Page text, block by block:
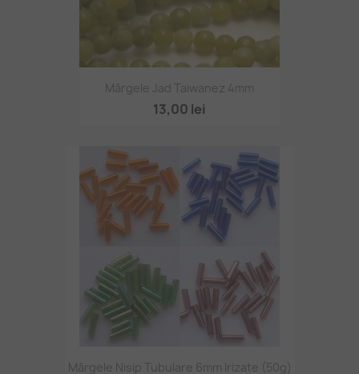
Mărgele Jad Taiwanez 4mm
13,00 lei
Mărgele Nisip Tubulare 6mm Irizate (50g)